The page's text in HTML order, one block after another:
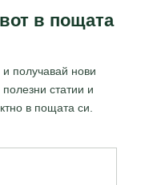
в пощата
получавай нови
статии и
в пощата си.